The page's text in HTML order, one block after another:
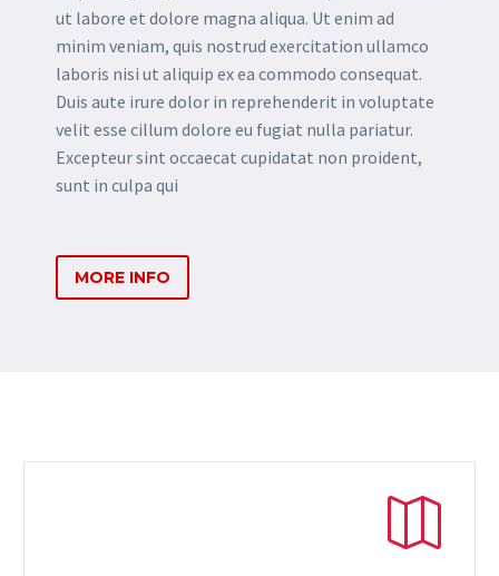
ut labore et dolore magna aliqua. Ut enim ad
minim veniam, quis nostrud exercitation ullamco
laboris nisi ut aliquip ex ea commodo consequat.
Duis aute irure dolor in reprehenderit in voluptate
velit esse cillum dolore eu fugiat nulla pariatur.
Excepteur sint occaecat cupidatat non proident,
sunt in culpa qui
MORE INFO